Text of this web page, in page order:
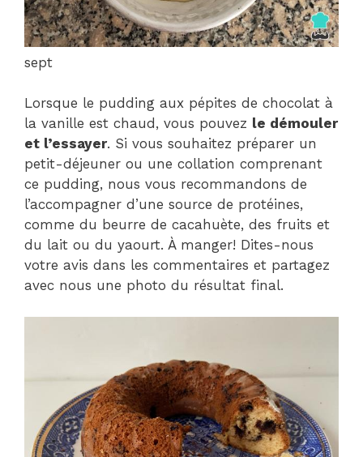
sept
Lorsque le pudding aux pépites de chocolat à
la vanille est chaud, vous pouvez le démouler
et l’essayer. Si vous souhaitez préparer un
petit-déjeuner ou une collation comprenant
ce pudding, nous vous recommandons de
l’accompagner d’une source de protéines,
comme du beurre de cacahuète, des fruits et
du lait ou du yaourt. À manger! Dites-nous
votre avis dans les commentaires et partagez
avec nous une photo du résultat final.